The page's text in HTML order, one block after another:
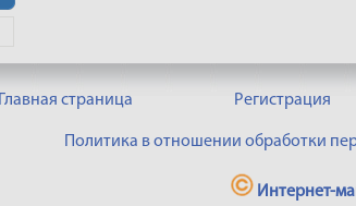
Главная страница Регистрация
Политика в отношении обработки
Интернет-